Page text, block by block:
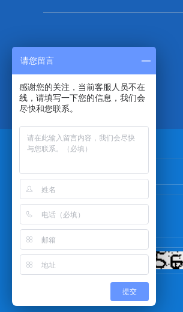
请您留言
感谢您的关注，当前客服人员不在
线，请填写一下您的信息，我们会
尽快和您联系。
提交